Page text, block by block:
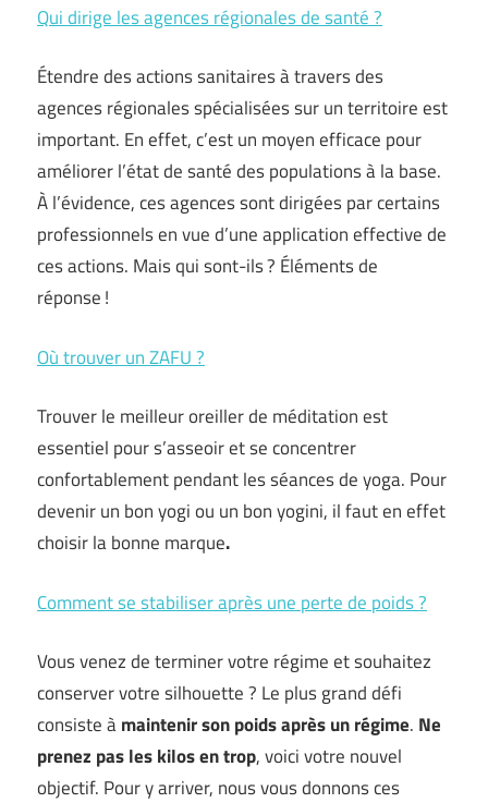
Qui dirige les agences régionales de santé ?
Étendre des actions sanitaires à travers des
agences régionales spécialisées sur un territoire est
important. En effet, c’est un moyen efficace pour
améliorer l’état de santé des populations à la base.
À l’évidence, ces agences sont dirigées par certains
professionnels en vue d’une application effective de
ces actions. Mais qui sont-ils ? Éléments de
réponse !
Où trouver un ZAFU ?
Trouver le meilleur oreiller de méditation est
essentiel pour s’asseoir et se concentrer
confortablement pendant les séances de yoga. Pour
devenir un bon yogi ou un bon yogini, il faut en effet
choisir la bonne marque.
Comment se stabiliser après une perte de poids ?
Vous venez de terminer votre régime et souhaitez
conserver votre silhouette ? Le plus grand défi
consiste àmaintenir son poids après un régime. Ne
prenez pas les kilos en trop, voici votre nouvel
objectif. Pour y arriver, nous vous donnons ces